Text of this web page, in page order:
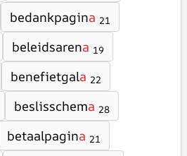
bedankpagina 21
beleidsarena 19
benefietgala 22
beslisschema 28
betaalpagina 21